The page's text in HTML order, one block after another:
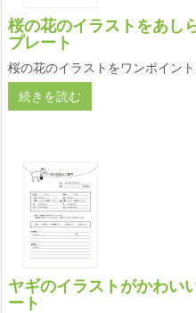
桜の花のイラストをあし
プレート
桜の花のイラストをワンポイン
続きを読む
ヤギのイラストがかわい
ート